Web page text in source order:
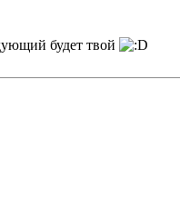
будет твой